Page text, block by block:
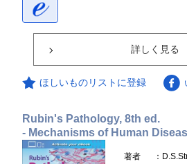
詳しく見る
ほしいものリストに登録
Rubin's Pathology, 8th ed.
- Mechanisms of Human
著者
：